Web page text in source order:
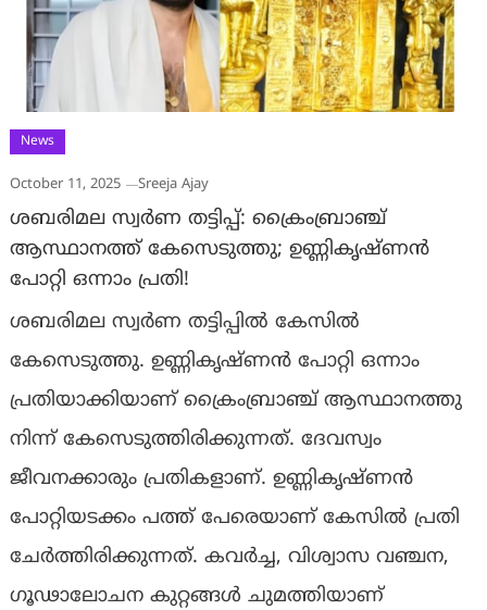
News
October 11, 2025 Sreeja Ajay
ശബരിമല സ്വർണ തട്ടിപ്പ്: ക്രൈംബ്രാഞ്ച്
ആസ്ഥാനത്ത് കേസെടുത്തു; ഉണ്ണികൃഷ്ണൻ
പോറ്റി ഒന്നാം പ്രതി!
ശബരിമല സ്വർണ തട്ടിപ്പിൽ കേസിൽ
കേസെടുത്തു. ഉണ്ണികൃഷ്ണൻ പോറ്റി ഒന്നാം
പ്രതിയാക്കിയാണ് ക്രൈംബ്രാഞ്ച് ആസ്ഥാനത്തു
നിന്ന് കേസെടുത്തിരിക്കുന്നത്. ദേവസ്വം
ജീവനക്കാരും പ്രതികളാണ്. ഉണ്ണികൃഷ്ണൻ
പോറ്റിയടക്കം പത്ത് പേരെയാണ് കേസിൽ പ്രതി
ചേർത്തിരിക്കുന്നത്. കവർച്ച, വിശ്വാസ വഞ്ചന,
ഗൂഢാലോചന കുറ്റങ്ങൾ ചുമത്തിയാണ്